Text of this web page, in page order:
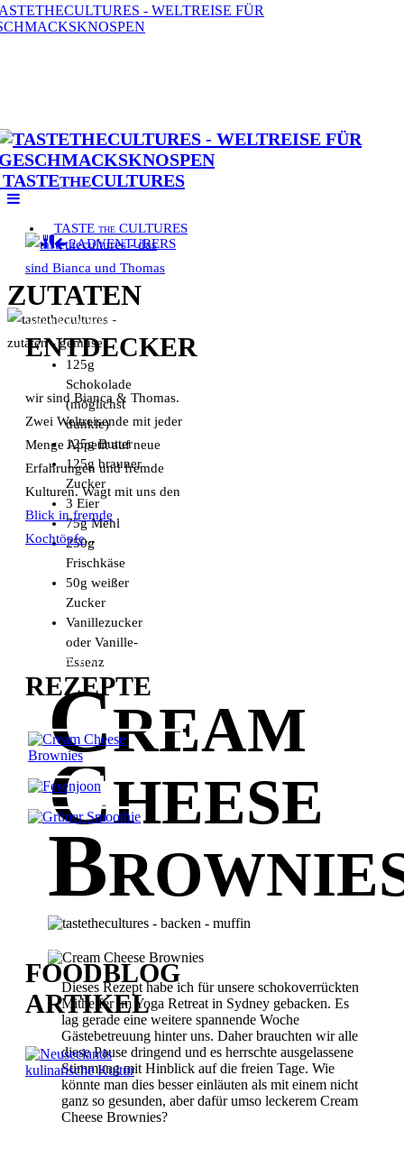
THECULTURES
TASTE THE CULTURES
2ADVENTURERS
ZUTATEN
125g
Schokolade
(möglichst
dunkle)
125gButter
125g brauner
Zucker
3 Eier
75gMehl
250g
Frischkäse
50g weißer
Zucker
Vanillezucker
oder Vanille-
Essenz
WILLKOMMEN
ENTDECKER
wir sind Bianca & Thomas.
Zwei Weltreisende mit jeder
Menge Appetit auf neue
Erfahrungen und fremde
Kulturen. Wagt mit uns den
Blick in fremde
Kochtöpfe...
BELIEBTESTE
REZEPTE
AKTUELLER
FOODBLOG
ARTIKEL
Cream
Cheese
Dieses Rezept habe ich für unsere schokoverrückten
Mithelfer im Yoga Retreat in Sydney gebacken. Es
lag gerade eine weitere spannende Woche
Gästebetreuung hinter uns. Daher brauchten wir alle
diese Pause dringend und es herrschte ausgelassene
Stimmung mit Hinblick auf die freien Tage. Wie
könnte man dies besser einläuten als mit einem nicht
ganz so gesunden, aber dafür umso leckerem Cream
Cheese Brownies?